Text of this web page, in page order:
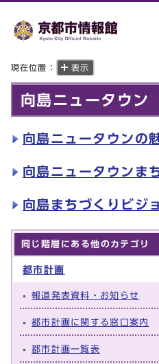
現在位置： 表示
向島ニュータウン
向島ニュータウンの
向島ニュータウンま
向島まちづくりビジ
同じ階層にある他のカテゴリ
都市計画
報道発表資料・お知らせ
都市計画に関する窓口案内
都市計画一覧表